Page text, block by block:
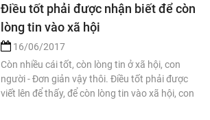
Điều tốt phải được nhận biết để còn
lòng tin vào xã hội
16/06/2017
Còn nhiều cái tốt, còn lòng tin ở xã hội, con
người - Đơn giản vậy thôi. Điều tốt phải được
viết lên để thấy, để còn lòng tin vào xã hội, con